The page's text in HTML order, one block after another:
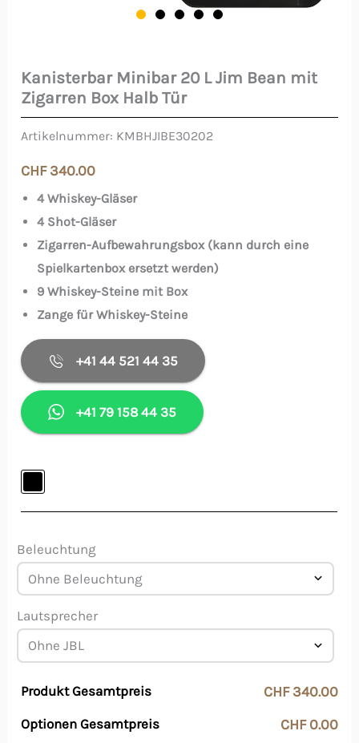
Kanisterbar Minibar 20 L Jim Bean mit
Zigarren Box Halb Tür
Artikelnummer: KMBHJIBE30202
CHF340.00
4 Whiskey-Gläser
4 Shot-Gläser
Zigarren-Aufbewahrungsbox (kann durch eine
Spielkartenbox ersetzt werden)
9 Whiskey-Steine mit Box
Zange für Whiskey-Steine
+41 44 521 44 35
+41 79 158 44 35
Beleuchtung
Lautsprecher
Produkt Gesamtpreis CHF 340.00
Optionen Gesamtpreis CHF 0.00
Kanisterbar
Minibar
20
Jim
Bean
mit
Zigarren
Menge